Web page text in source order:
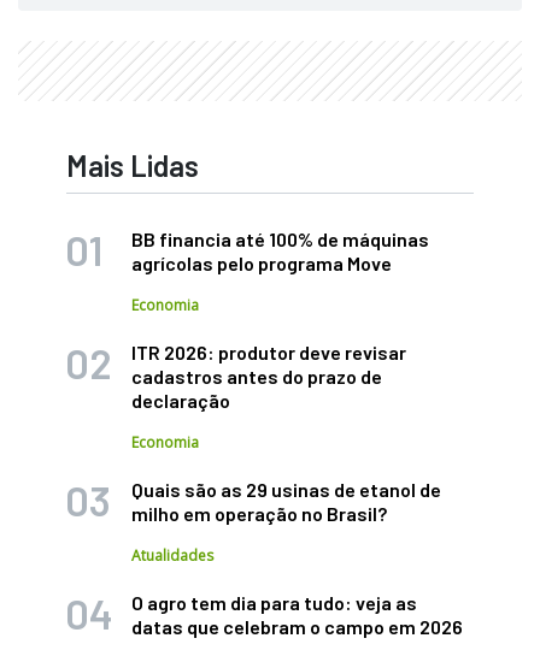
Mais Lidas
BB financia até 100% de máquinas
agrícolas pelo programa Move
Economia
ITR 2026: produtor deve revisar
cadastros antes do prazo de
declaração
Economia
Quais são as 29 usinas de etanol de
milho em operação no Brasil?
Atualidades
O agro tem dia para tudo: veja as
datas que celebram o campo em 2026